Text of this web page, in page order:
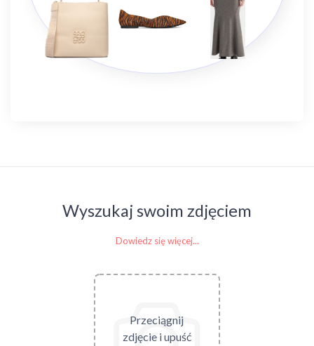
Wyszukaj swoim zdjęciem
Dowiedz się więcej...
Przeciągnij
zdjęcie i upuść